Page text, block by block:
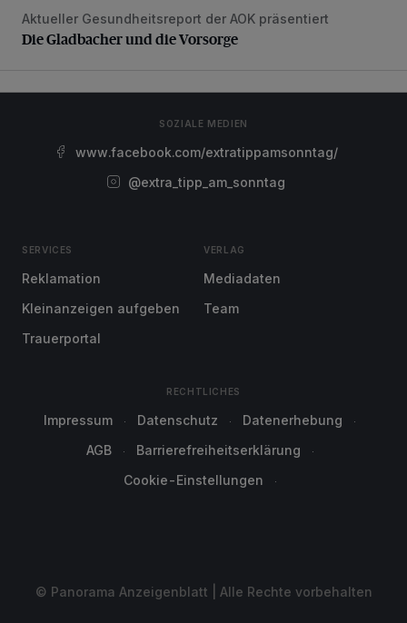
Die Gladbacher und die Vorsorge
Aktueller Gesundheitsreport der AOK präsentiert
Die Gladbacher und die Vorsorge
SOZIALE MEDIEN
www.facebook.com/extratippamsonntag/
@extra_tipp_am_sonntag
SERVICES
Reklamation
Kleinanzeigen aufgeben
Trauerportal
VERLAG
Mediadaten
Team
RECHTLICHES
Impressum Datenschutz
Datenerhebung
AGB
Barrierefreiheitserklärung
Cookie-Einstellungen
© Panorama Anzeigenblatt | Alle Rechte vorbehalten